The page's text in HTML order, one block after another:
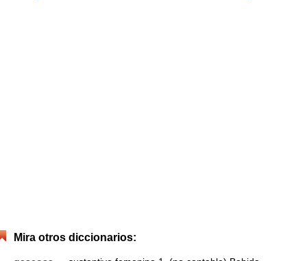
Mira otros diccionarios: